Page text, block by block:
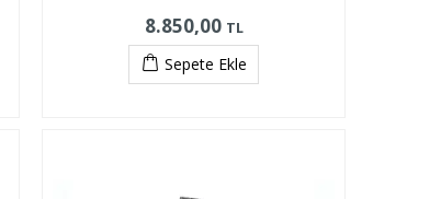
8.850,00 TL
Sepete Ekle